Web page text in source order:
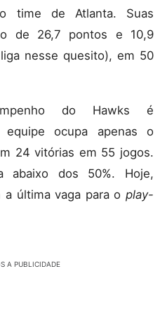
time de Atlanta. Suas
de 26,7 pontos e 10,9
nesse quesito), em 50
do Hawks é
equipe ocupa apenas o
24 vitórias em 55 jogos.
abaixo dos 50%. Hoje,
última vaga para o play-
A PUBLICIDADE